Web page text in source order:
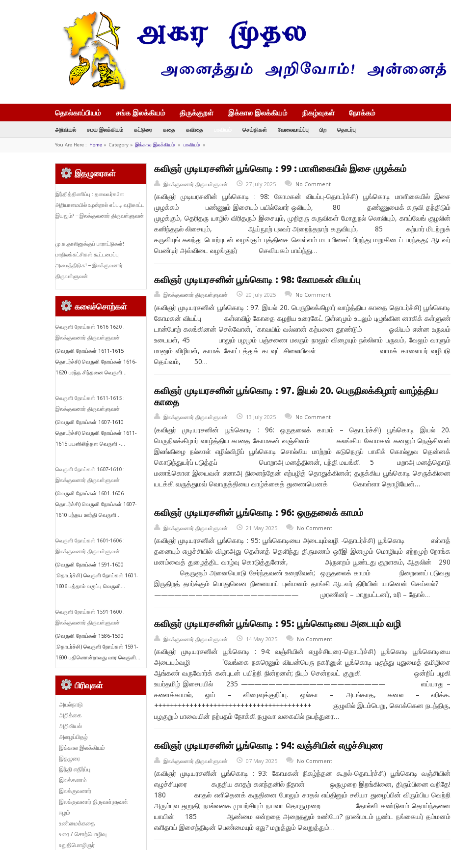
தொல்காப்பியம் சங்க இலக்கியம் திருக்குறள் இக்கால இலக்கியம் நிகழ்வுகள் நோக்கம்
அறிவியல் சமய இலக்கியம் கட்டுரை கதை கவிதை செய்திகள் வேலைவாய்ப்பு பிற தொடர்பு
You Are Here : Home» Category » இக்கால இலக்கியம் »பாவியம் »
கவிஞர் முடியரசனின் பூங்கொடி : 99 : மாளிகையில் இசை முழக்கம்
இலக்குவனார் திருவள்ளுவன் 27 July 2025 No Comment
(கவிஞர் முடியரசனின் பூங்கொடி : 98: கோமகன் வியப்பு-தொடர்ச்சி) பூங்கொடி மாளிகையில் இசை
முழக்கம் பண்ணும் இசையும் பயில்வோர் ஒலியும், 80 தண்ணுமைக் கருவி தந்திடும்
முழக்கும், தெரிதரு யாழில் விரிதரும் இசையும், முறிதரு கருவிகள் மோதுநல் லொலியும், காய்வேங் குழலின்
கனிந்தநல் லிசையும், ஆய்நூற் புலவர் அறைந்தநாற் கருவியும், 85 கற்பார் மிடற்றுக்
கருவியுங் கலந்து பொற்புடன் வழங்கும் புத்திசை வெள்ளம் மடாமிசைப் பிறந்து மறுகிடைப் பரந்தது; ஆடவர்
பெண்டிர் அவ்விடை வழங்குநர் செவியகம் பாய்ந்து…
கவிஞர் முடியரசனின் பூங்கொடி : 98: கோமகன் வியப்பு
இலக்குவனார் திருவள்ளுவன் 20 July 2025 No Comment
(கவிஞர் முடியரசனின் பூங்கொடி : 97. இயல் 20. பெருநிலக்கிழார் வாழ்த்திய காதை தொடர்ச்சி) பூங்கொடி
கோமகன் வியப்பு கள்ளவிழ் கோதை கழறிய உரைகேட் டுள்ளமும் உடலும் புழுங்கின னாகிக் கள்ளுண்
டான்போற் கலங்கினன் செல்வோன், `காவயிம் வல்லான் கற்பனை தூண்டும் ஓவியம் என்ன உருவம்
உடையள், 45 பாலும் பழமும் பஞ்சணை மலரும் நாலும் விழையும் நல்லிளம் பருவம், வேலும் வாளும்
மானும் விழியள், காமக் கோட்டத்துக் கடவுட் சிலையிவள் வாமக் காளையர் வழிபடு
தெய்வம், 50…
கவிஞர் முடியரசனின் பூங்கொடி : 97. இயல் 20. பெருநிலக்கிழார் வாழ்த்திய
காதை
இலக்குவனார் திருவள்ளுவன் 13 July 2025 No Comment
(கவிஞர் முடியரசனின் பூங்கொடி : 96: ஒருதலைக் காமம் – தொடர்ச்சி) பூங்கொடி இயல் 20.
பெருநிலக்கிழார் வாழ்த்திய காதை கோமகன் வஞ்சினம் கலங்கிய கோமகன் கனலும் நெஞ்சினன்
இலங்கிழை நல்லாள் எழில்விழிப் பூங்கொடி சொல்லிய மாற்றம் சுடுநெருப் பாகிக் கொல்லுவ தென்னக்
கொடுந்துயர்ப் படுத்தப் பொறாஅ மனத்தினன், புந்தி மயங்கி 5 மறாஅ மனத்தொடு
மணங்கொள இயைவள் எனாஅ நினைந்தேன் எற்பழித் தொதுக்கினள்; தருக்கிய பூங்கொடி செருக்கினை
யடக்கி வருத்துமவ் வொருத்தியை வாழ்க்கைத் துணையெனக் கொள்ளா தொழியேன்…
கவிஞர் முடியரசனின் பூங்கொடி : 96: ஒருதலைக் காமம்
இலக்குவனார் திருவள்ளுவன் 21 May 2025 No Comment
(கவிஞர் முடியரசனின் பூங்கொடி : 95: பூங்கொடியை அடையும்வழி -தொடர்ச்சி) பூங்கொடி எள்ளத்
தனையும் எழுச்சியில் விழாஅது தெள்ளத் தெளிந்து திருமணம் ஒரீஇ இனமும் மொழியும் ஏற்றமுற் றோங்க
மனம்வைத் துழைத்திட வாழ்வு கொடுத்துளேன், அருளறம் பூண்டது குறளகம், ஆதலின் 290
தெருளும் அனையொடு சேர்ந்தவண் உறைவேன்; ஒருதலைக் காமம் நிறைஎனப் படுவது
இருதிறத் தார்க்கும் பொதுவென நினையாப் புன்மனம் தாங்கி ஆடவர் திரியின் யானென் செய்வல்?
————————————————————— முரணினர் – மாறுபட்டனர், உரி – தோல்…
கவிஞர் முடியரசனின் பூங்கொடி : 95: பூங்கொடியை அடையும் வழி
இலக்குவனார் திருவள்ளுவன் 14 May 2025 No Comment
(கவிஞர் முடியரசனின் பூங்கொடி : 94: வஞ்சியின் எழுச்சியுரை-தொடர்ச்சி) பூங்கொடி பூங்கொடியை
அடையும்வழி `வேங்கை நகரெனும் வியன்பெரு நகரினுள் பூங்கொடி புகுந்து புதுமைத் தமிழிசை
ஆங்கண் வருவோர்க் கன்புடன் பயிற்றி நின்றனள்; நீயும் சென்றவட் குறுகி ஒன்றிப் பழகி
உயர்தமிழ் இசைபயில் 235 ————————————————————— எய்யாது –
சளைக்காமல், ஒய் – விரைவுக்குறிப்பு. ஒல்கா – அடங்காத, கனல – எரிக்க.
++++++++++++++++++++++++++++++++++++++++ குழுவில் இடம்பெறு, கொக்கென நடந்திரு,
பழகுறும் பாவையின் நற்பதம் நோக்கி நழுவா வகையில் நயந்துரை…
கவிஞர் முடியரசனின் பூங்கொடி : 94: வஞ்சியின் எழுச்சியுரை
இலக்குவனார் திருவள்ளுவன் 07 May 2025 No Comment
(கவிஞர் முடியரசனின் பூங்கொடி : 93: கோமகன் நிகழ்ந்தன கூறல்-தொடர்ச்சி) பூங்கொடி வஞ்சியின்
எழுச்சியுரை கருதிய காதற் களந்தனில் நீதான் ஒருமுறை இறங்கினை, திரும்பினை வறிதே!
180 காதல் எளிதெனக் கருதினை போலும் சாதல் எய்தினும் சலியா துழைப்பின் விரும்பிய வெற்றி
அரும்புவ துறுதி; நால்வகை முயற்சியும் நயவா தொருமுறை தோல்வி கண்டுளம் தொய்ந்தனை
யாயின் 185 ஆண்மை என்றதை அறைதலும் உண்டோ? நாண்மடம் பூண்ட நங்கையர் தம்மனம்
எளிதாய் இசைந்திடின் பெண்மையும் ஏது? மறுத்தும் வெறுத்தும்…
இதழுரைகள்
இந்தித்திணிப்பு : தலைவர்களே
அறியாமையில் உழன்றால் எப்படி வழிகாட்ட
இயலும்? – இலக்குவனார் திருவள்ளுவன்
மு.க.தாலினுக்குப் பாராட்டுகள்!
மாநிலக்கட்சிகள் கூட்டமைப்பு
அமைத்திடுக! – இலக்குவனார்
திருவள்ளுவன்
கலைச்சொற்கள்
வெருளி நோய்கள் 1616-1620 :
இலக்குவனார் திருவள்ளுவன்
(வெருளி நோய்கள் 1611-1615
தொடர்ச்சி) வெருளி நோய்கள் 1616-
1620 பரந்த சிந்தனை வெருளி...
வெருளி நோய்கள் 1611-1615 :
இலக்குவனார் திருவள்ளுவன்
(வெருளி நோய்கள் 1607-1610
தொடர்ச்சி) வெருளி நோய்கள் 1611-
1615 பயனிலித்தள வெருளி -...
வெருளி நோய்கள் 1607-1610 :
இலக்குவனார் திருவள்ளுவன்
(வெருளி நோய்கள் 1601-1606
தொடர்ச்சி) வெருளி நோய்கள் 1607-
1610 பந்தய ஊர்தி வெருளி...
வெருளி நோய்கள் 1601-1606 :
இலக்குவனார் திருவள்ளுவன்
(வெருளி நோய்கள் 1591-1600
:தொடர்ச்சி) வெருளி நோய்கள் 1601-
1606 பத்தாம் வகுப்பு வெருளி...
வெருளி நோய்கள் 1591-1600 :
இலக்குவனார் திருவள்ளுவன்
(வெருளி நோய்கள் 1586-1590
:தொடர்ச்சி) வெருளி நோய்கள் 1591-
1600 பதினொன்றாவது வார வெருளி...
பிரிவுகள்
அயல்நாடு
அறிக்கை
அறிவியல்
அழைப்பிதழ்
இக்கால இலக்கியம்
இதழுரை
இந்தி எதிர்ப்பு
இலக்கணம்
இலக்குவனார்
இலக்குவனார் திருவள்ளுவன்
ஈழம்
உண்மைக்கதை
உரை / சொற்பொழிவு
உறுதிமொழிஞர்